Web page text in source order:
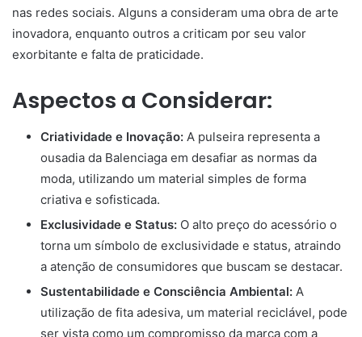
nas redes sociais. Alguns a consideram uma obra de arte
inovadora, enquanto outros a criticam por seu valor
exorbitante e falta de praticidade.
Aspectos a Considerar:
Criatividade e Inovação: A pulseira representa a
ousadia da Balenciaga em desafiar as normas da
moda, utilizando um material simples de forma
criativa e sofisticada.
Exclusividade e Status: O alto preço do acessório o
torna um símbolo de exclusividade e status, atraindo
a atenção de consumidores que buscam se destacar.
Sustentabilidade e Consciência Ambiental: A
utilização de fita adesiva, um material reciclável, pode
ser vista como um compromisso da marca com a